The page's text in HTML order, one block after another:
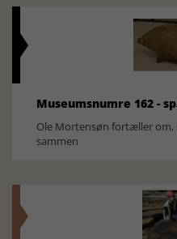
Museumsnumre 162 -
Ole Mortensøn fortæller om,
sammen